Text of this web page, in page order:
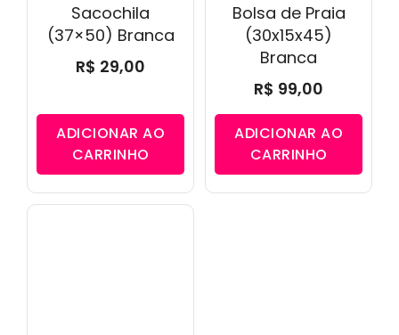
Sacochila
(37×50) Branca
R$ 29,00
ADICIONAR AO
CARRINHO
Bolsa de Praia
(30x15x45)
Branca
R$ 99,00
ADICIONAR AO
CARRINHO